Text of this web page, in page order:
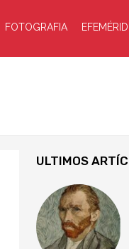
FOTOGRAFIA
ULTIMOS